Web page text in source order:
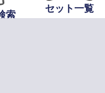
索
セット一覧